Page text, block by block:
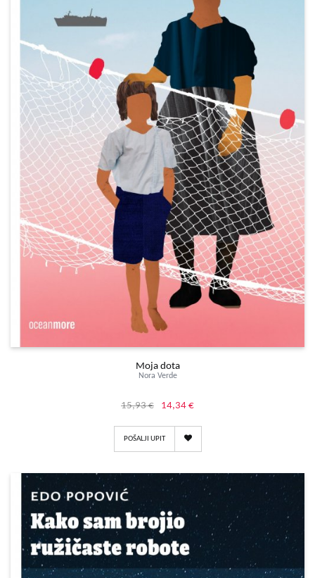
Moja dota
Nora Verde
15,93 € 14,34 €
POŠALJI UPIT